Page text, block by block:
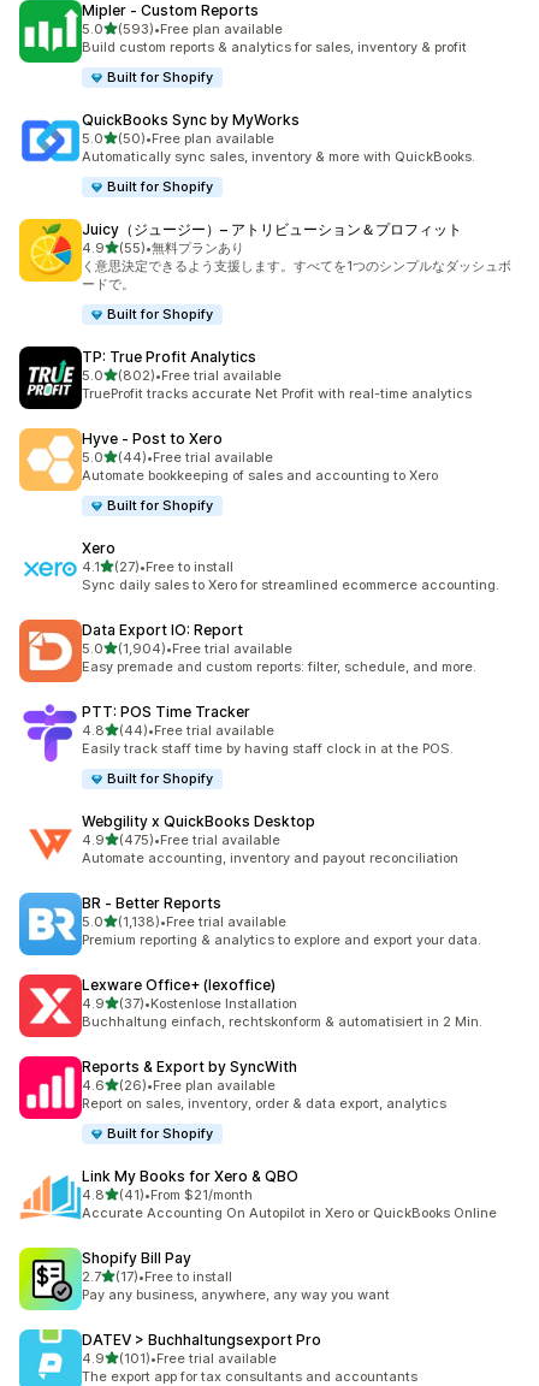
Mipler ‑ Custom Reports
5.05つ星中
(593)
合計レビュー数：593件
•Free plan available
Build custom reports & analytics for sales, inventory & profit
Built for Shopify
QuickBooks Sync by MyWorks
5.05つ星中
(50)
合計レビュー数：50件
•Free plan available
Automatically sync sales, inventory & more with QuickBooks.
Built for Shopify
Juicy（ジュージー）– アトリビューション＆プロフィット
4.95つ星中
(55)
合計レビュー数：55件
•無料プランあり
く意思決定できるよう支援します。すべてを1つのシンプルなダッシュボ
ードで。
Built for Shopify
TP: True Profit Analytics
5.05つ星中
(802)
合計レビュー数：802件
•Free trial available
TrueProfit tracks accurate Net Profit with real-time analytics
Hyve ‑ Post to Xero
5.05つ星中
(44)
合計レビュー数：44件
•Free trial available
Automate bookkeeping of sales and accounting to Xero
Built for Shopify
Xero
4.15つ星中
(27)
合計レビュー数：27件
•Free to install
Sync daily sales to Xero for streamlined ecommerce accounting.
Data Export IO: Report
5.05つ星中
(1,904)
合計レビュー数：1904件
•Free trial available
Easy premade and custom reports: filter, schedule, and more.
PTT: POS Time Tracker
4.85つ星中
(44)
合計レビュー数：44件
•Free trial available
Easily track staff time by having staff clock in at the POS.
Built for Shopify
Webgility x QuickBooks Desktop
4.95つ星中
(475)
合計レビュー数：475件
•Free trial available
Automate accounting, inventory and payout reconciliation
BR ‑ Better Reports
5.05つ星中
(1,138)
合計レビュー数：1138件
•Free trial available
Premium reporting & analytics to explore and export your data.
Lexware Office+ (lexoffice)
4.95つ星中
(37)
合計レビュー数：37件
•Kostenlose Installation
Buchhaltung einfach, rechtskonform & automatisiert in 2 Min.
Reports & Export by SyncWith
4.65つ星中
(26)
合計レビュー数：26件
•Free plan available
Report on sales, inventory, order & data export, analytics
Built for Shopify
Link My Books for Xero & QBO
4.85つ星中
(41)
合計レビュー数：41件
•From $21/month
Accurate Accounting On Autopilot in Xero or QuickBooks Online
Shopify Bill Pay
2.75つ星中
(17)
合計レビュー数：17件
•Free to install
Pay any business, anywhere, any way you want
DATEV > Buchhaltungsexport Pro
4.95つ星中
(101)
合計レビュー数：101件
•Free trial available
The export app for tax consultants and accountants